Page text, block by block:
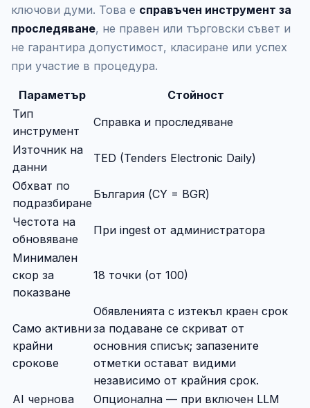
ключови думи. Това е справъчен инструмент за
проследяване, не правен или търговски съвет и
не гарантира допустимост, класиране или успех
при участие в процедура.
Параметър
Стойност
Тип
инструмент
Справка и проследяване
Източник на
данни
TED (Tenders Electronic Daily)
Обхват по
подразбиране
България (CY = BGR)
Честота на
обновяване
При ingest от администратора
Минимален
скор за
показване
18 точки (от 100)
Само активни
крайни
срокове
Обявленията с изтекъл краен срок
за подаване се скриват от
основния списък; запазените
отметки остават видими
независимо от крайния срок.
AI чернова
Опционална — при включен LLM